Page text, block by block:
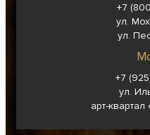
+7
ул.
ул.
+7
ул.
арт-квартал